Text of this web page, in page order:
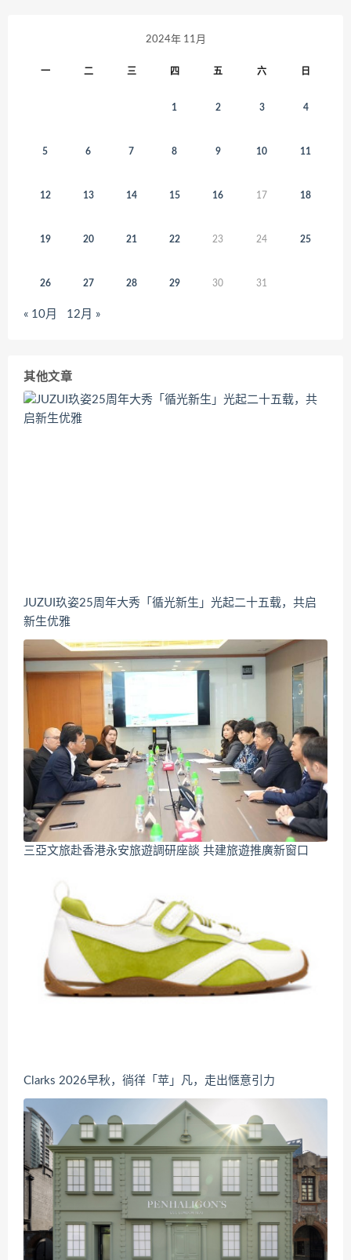
2024年 11月
一 二 三 四 五 六 日
1 2 3 4
5 6 7 8 9 10 11
12 13 14 15 16 17 18
19 20 21 22 23 24 25
26 27 28 29 30 31
« 10月 12月 »
其他文章
JUZUI玖姿25周年大秀「循光新生」光起二十五载，共启
新生优雅
三亞文旅赴香港永安旅遊調研座談 共建旅遊推廣新窗口
Clarks 2026早秋，徜徉「苹」凡，走出惬意引力